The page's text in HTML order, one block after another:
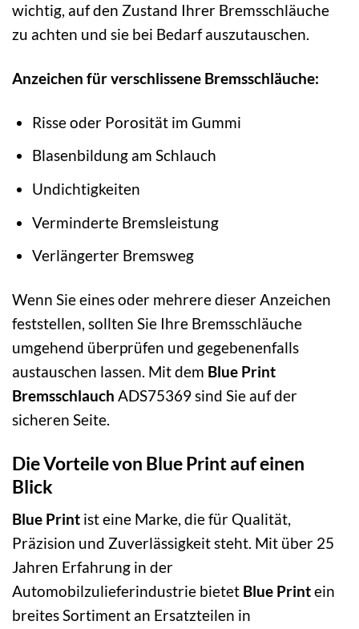
wichtig, auf den Zustand Ihrer Bremsschläuche
zu achten und sie bei Bedarf auszutauschen.
Anzeichen für verschlissene Bremsschläuche:
Risse oder Porosität im Gummi
Blasenbildung am Schlauch
Undichtigkeiten
Verminderte Bremsleistung
Verlängerter Bremsweg
Wenn Sie eines oder mehrere dieser Anzeichen
feststellen, sollten Sie Ihre Bremsschläuche
umgehend überprüfen und gegebenenfalls
austauschen lassen. Mit dem Blue Print
Bremsschlauch ADS75369 sind Sie auf der
sicheren Seite.
Die Vorteile von Blue Print auf einen
Blick
Blue Print ist eine Marke, die für Qualität,
Präzision und Zuverlässigkeit steht. Mit über 25
Jahren Erfahrung in der
Automobilzulieferindustrie bietet Blue Printein
breites Sortiment an Ersatzteilen in